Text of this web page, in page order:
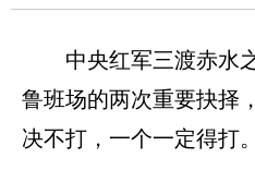
中央红军三渡赤水
鲁班场的两次重要抉择
决不打，一个一定得打。